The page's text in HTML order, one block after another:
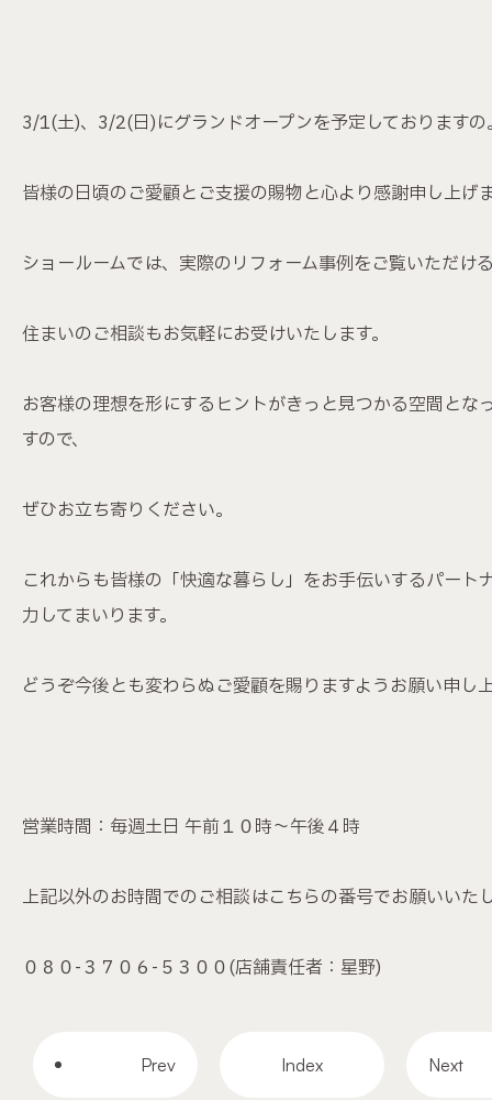
3/1(土)、3/2(日)にグランドオープンを予定しておりますの
皆様の日頃のご愛顧とご支援の賜物と心より感謝申し上げ
ショールームでは、実際のリフォーム事例をご覧いただけ
住まいのご相談もお気軽にお受けいたします。
お客様の理想を形にするヒントがきっと見つかる空間とな
すので、
ぜひお立ち寄りください。
これからも皆様の「快適な暮らし」をお手伝いするパート
力してまいります。
どうぞ今後とも変わらぬご愛顧を賜りますようお願い申し
営業時間：毎週土日 午前１０時～午後４時
上記以外のお時間でのご相談はこちらの番号でお願いいた
０８０-３７０６-５３００(店舗責任者：星野)
Prev Index Next